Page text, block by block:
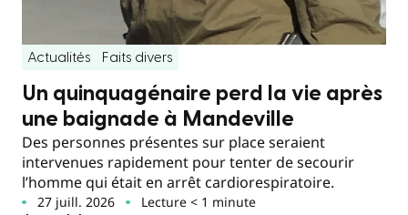
Actualités Faits divers
Un quinquagénaire perd la vie après
une baignade à Mandeville
Des personnes présentes sur place seraient
intervenues rapidement pour tenter de secourir
l’homme qui était en arrêt cardiorespiratoire.
27 juill. 2026 Lecture < 1 minute